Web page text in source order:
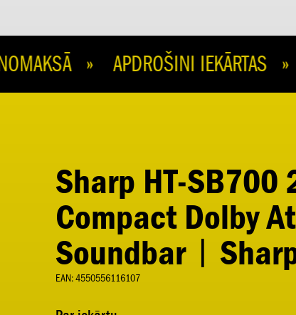
» APDROŠINI IEKĀRTAS »
Sharp HT-SB700
Compact Dolby
Soundbar |
EAN: 4550556116107